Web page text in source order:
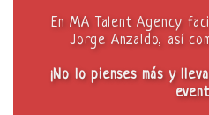
En MA Talent Agency
Jorge Anzaldo, así
¡No lo pienses más y